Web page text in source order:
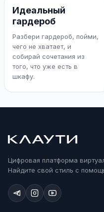
Идеальный
гардероб
Разбери гардероб, пойми,
чего не хватает, и
собирай сочетания из
того, что уже есть в
шкафу.
Цифровая платформа
Найдите свой стиль с